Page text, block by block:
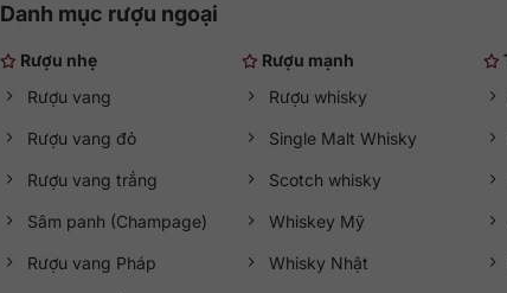
Danh mục rượu ngoại
Rượu nhẹ
Rượu vang
Rượu vang đỏ
Rượu vang trắng
Sâm panh (Champage)
Rượu vang Pháp
Rượu mạnh
Rượu whisky
Single Malt Whisky
Scotch whisky
Whiskey Mỹ
Whisky Nhật